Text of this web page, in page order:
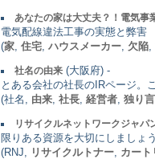
あなたの家は大丈夫？！電気事
電気配線違法工事の実態と弊害
(家 住宅 ハウスメーカー 欠陥
社名の由来 (大阪府) -
とある会社の社長のIRページ。
(社名, 由来 社長 経営者 独り言
リサイクルネットワークジャパ
限りある資源を大切にしましょ
(RNJ,
リサイクルトナー カート